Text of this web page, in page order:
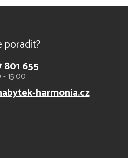
poradit?
801 655
15:00
harmonia.cz